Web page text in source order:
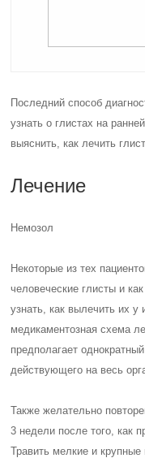
Последний способ
узнать о глистах на
выяснить, как лечить
Лечение
Немозол
Некоторые из тех
человеческие глисты и
узнать, как вылечить их
медикаментозная схема
предполагает
действующего на весь
Также желательно
3 недели после того, как
Травить мелкие и